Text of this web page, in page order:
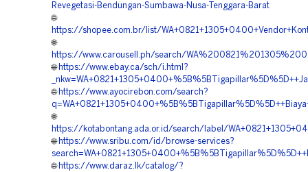
Revegetasi-Bendungan-Sumbawa-Nusa-Tenggara-Barat
🌐
https://shopee.com.br/list/
🌐
https://www.carousell.ph/search/
🌐 https://www.ebay.ca/sch/i.html?
🌐 https://www.ayocirebon.com/search?
🌐
https://kotabontang.ada.or.id/search/label/
🌐 https://www.sribu.com/id/browse-services?
🌐 https://www.daraz.lk/catalog/?